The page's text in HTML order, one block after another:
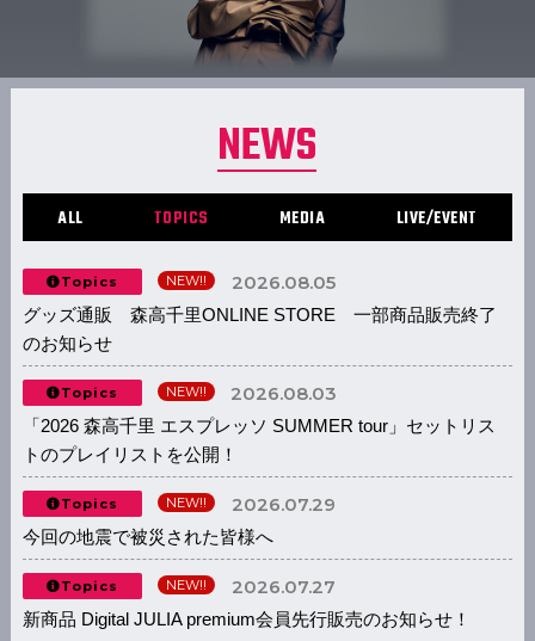
NEWS
ALL TOPICS MEDIA LIVE/EVENT
Topics NEW!! 2026.08.05
グッズ通販 森高千里ONLINE STORE 一部商品販売終了
のお知らせ
Topics NEW!! 2026.08.03
「2026 森高千里 エスプレッソ SUMMER tour」セットリス
トのプレイリストを公開！
Topics NEW!! 2026.07.29
今回の地震で被災された皆様へ
Topics NEW!! 2026.07.27
新商品 Digital JULIA premium会員先行販売のお知らせ！